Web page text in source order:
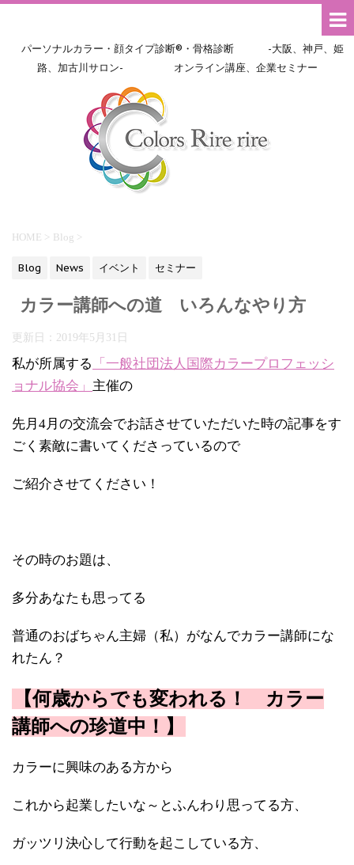
パーソナルカラー・顔タイプ診断®・骨格診断 -大阪、神戸、姫
路、加古川サロン- オンライン講座、企業セミナー
HOME > Blog >
Blog News イベント セミナー
カラー講師への道 いろんなやり方
更新日： 2019年5月31日
私が所属する
「一般社団法人国際カラープロフェッシ
ョナル協会」 主催の
先月4月の交流会でお話させていただいた時の記事をす
ごく素敵に書いてくださっているので
ご紹介させてください！
その時のお題は、
多分あなたも思ってる
普通のおばちゃん主婦（私）がなんでカラー講師にな
れたん？
【何歳からでも変われる！ カラー
講師への珍道中！】
カラーに興味のある方から
これから起業したいな～とふんわり思ってる方、
ガッツリ決心して行動を起こしている方、